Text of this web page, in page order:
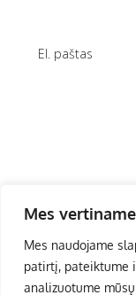
Mes
Mes naudojame
patirtį, pateiktume
analizuotume
Paslaugų